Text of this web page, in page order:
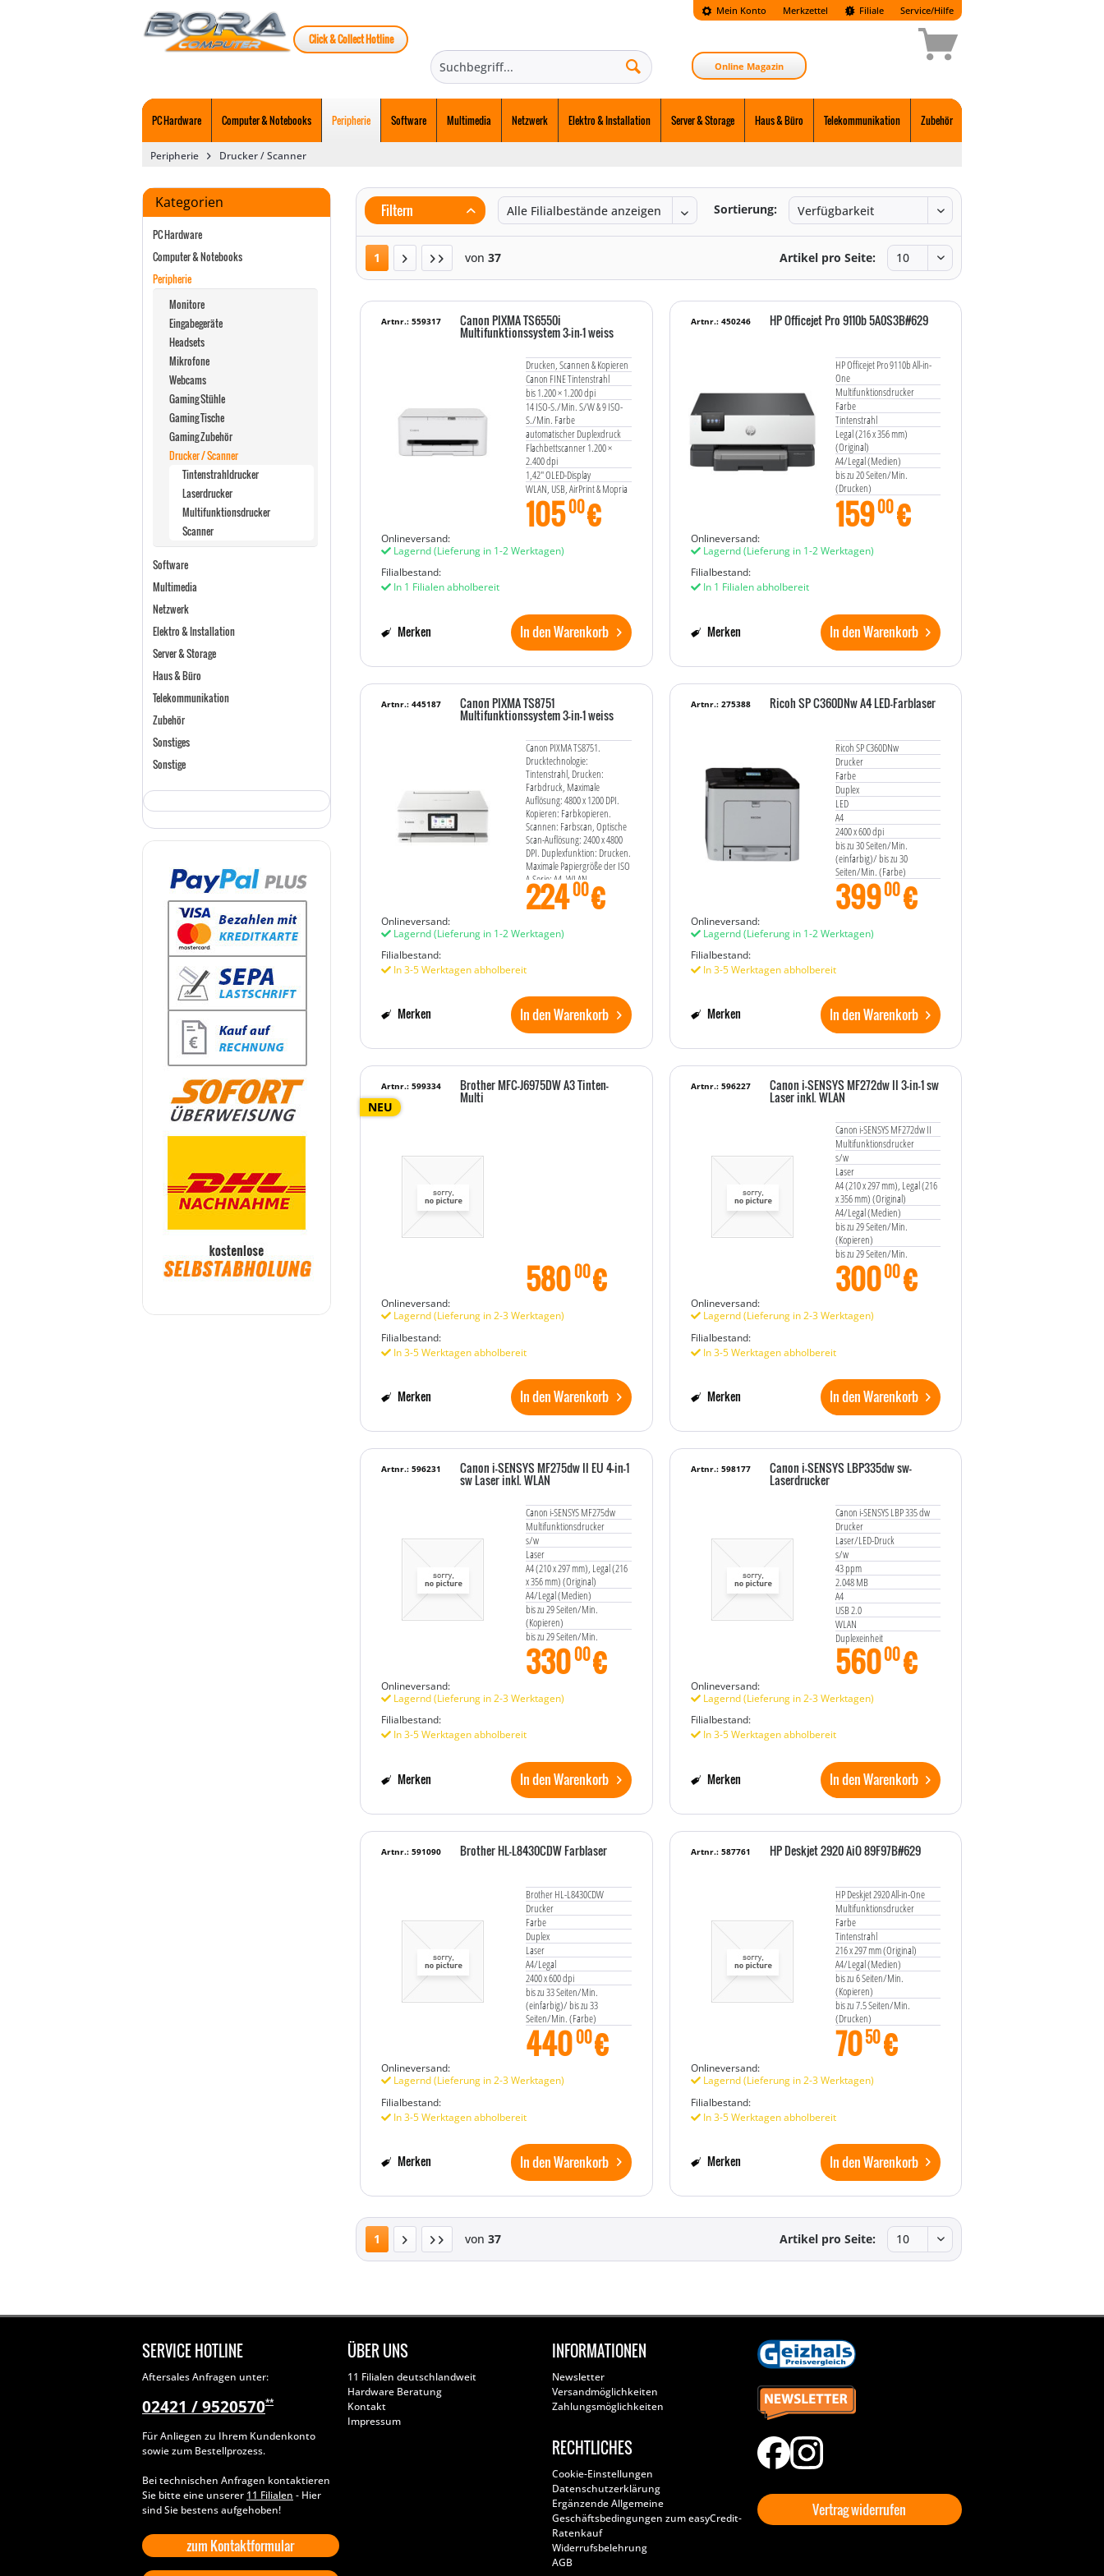
Mein Konto Merkzettel
Click & Collect Hotline
Filiale Service/Hilfe
Online Magazin
PC Hardware Computer & Notebooks Peripherie Software Multimedia Netzwerk Elektro & Installation Server & Storage Haus & Büro Telekommunikation Zubehör
Peripherie Drucker / Scanner
Kategorien
PC Hardware
Computer & Notebooks
Peripherie
Monitore
Eingabegeräte
Headsets
Mikrofone
Webcams
Gaming Stühle
Gaming Tische
Gaming Zubehör
Drucker / Scanner
Tintenstrahldrucker
Laserdrucker
Multifunktionsdrucker
Scanner
Software
Multimedia
Netzwerk
Elektro & Installation
Server & Storage
Haus & Büro
Telekommunikation
Zubehör
Sonstiges
Sonstige
Filtern Sortierung:
1 von 37 Artikel pro Seite:
Canon PIXMA TS6550i
Multifunktionssystem 3-in-1 weiss
Drucken, Scannen & Kopieren
Canon FINE Tintenstrahl
bis 1.200 × 1.200 dpi
14 ISO-S./Min. S/W & 9 ISO-
S./Min. Farbe
automatischer Duplexdruck
Flachbettscanner 1.200 ×
2.400 dpi
1,42" OLED-Display
WLAN, USB, AirPrint & Mopria
Artnr.: 559317
10500€
Onlineversand:
Lagernd(Lieferung in 1-2 Werktagen)
Filialbestand:
In 1 Filialen abholbereit
In den Warenkorb
Merken
HP Officejet Pro 9110b 5A0S3B#629
HP Officejet Pro 9110b All-in-
One
Multifunktionsdrucker
Farbe
Tintenstrahl
Legal (216 x 356 mm)
(Original)
A4/Legal (Medien)
bis zu 20 Seiten/Min.
(Drucken)
250 Blatt
USB 2.0, LAN, USB 2.0-Host,
Wi-Fi(ac), Bluetooth
Artnr.: 450246
15900€
Onlineversand:
Lagernd(Lieferung in 1-2 Werktagen)
Filialbestand:
In 1 Filialen abholbereit
In den Warenkorb
Merken
Canon PIXMA TS8751
Multifunktionssystem 3-in-1 weiss
Canon PIXMA TS8751.
Drucktechnologie:
Tintenstrahl, Drucken:
Farbdruck, Maximale
Auflösung: 4800 x 1200 DPI.
Kopieren: Farbkopieren.
Scannen: Farbscan, Optische
Scan-Auflösung: 2400 x 4800
DPI. Duplexfunktion: Drucken.
Maximale Papiergröße der ISO
A-Serie: A4. WLAN.
Produktfarbe: Weiß
Artnr.: 445187
22400€
Onlineversand:
Lagernd(Lieferung in 1-2 Werktagen)
Filialbestand:
In 3-5 Werktagen abholbereit
In den Warenkorb
Merken
Ricoh SP C360DNw A4 LED-Farblaser
Ricoh SP C360DNw
Drucker
Farbe
Duplex
LED
A4
2400 x 600 dpi
bis zu 30 Seiten/Min.
(einfarbig)/ bis zu 30
Seiten/Min. (Farbe)
Kapazität: 350 Blätter
USB 2.0, Gigabit LAN, Wi-
Fi(n), USB 2.0-Host
Artnr.: 275388
39900€
Onlineversand:
Lagernd(Lieferung in 1-2 Werktagen)
Filialbestand:
In 3-5 Werktagen abholbereit
In den Warenkorb
Merken
NEU
Brother MFC-J6975DW A3 Tinten-
Multi
Artnr.: 599334
58000€
Onlineversand:
Lagernd (Lieferung in 2-3 Werktagen)
Filialbestand:
In 3-5 Werktagen abholbereit
In den Warenkorb
Merken
Canon i-SENSYS MF272dw II 3-in-1 sw
Laser inkl. WLAN
Canon i-SENSYS MF272dw II
Multifunktionsdrucker
s/w
Laser
A4 (210 x 297 mm), Legal (216
x 356 mm) (Original)
A4/Legal (Medien)
bis zu 29 Seiten/Min.
(Kopieren)
bis zu 29 Seiten/Min.
(Drucken)
250 Blatt
USB 2.0, LAN, Wi-Fi(n)
Artnr.: 596227
30000€
Onlineversand:
Lagernd (Lieferung in 2-3 Werktagen)
Filialbestand:
In 3-5 Werktagen abholbereit
In den Warenkorb
Merken
Canon i-SENSYS MF275dw II EU 4-in-1
sw Laser inkl. WLAN
Canon i-SENSYS MF275dw
Multifunktionsdrucker
s/w
Laser
A4 (210 x 297 mm), Legal (216
x 356 mm) (Original)
A4/Legal (Medien)
bis zu 29 Seiten/Min.
(Kopieren)
bis zu 29 Seiten/Min.
(Drucken)
250 Blatt
33.6 Kbps
USB 2.0, LAN, Wi-Fi(n)
Artnr.: 596231
33000€
Onlineversand:
Lagernd (Lieferung in 2-3 Werktagen)
Filialbestand:
In 3-5 Werktagen abholbereit
In den Warenkorb
Merken
Canon i-SENSYS LBP335dw sw-
Laserdrucker
Canon i-SENSYS LBP 335 dw
Drucker
Laser/LED-Druck
s/w
43 ppm
2.048 MB
A4
USB 2.0
WLAN
Duplexeinheit
Artnr.: 598177
56000€
Onlineversand:
Lagernd (Lieferung in 2-3 Werktagen)
Filialbestand:
In 3-5 Werktagen abholbereit
In den Warenkorb
Merken
Brother HL-L8430CDW Farblaser
Brother HL-L8430CDW
Drucker
Farbe
Duplex
Laser
A4/Legal
2400 x 600 dpi
bis zu 33 Seiten/Min.
(einfarbig)/ bis zu 33
Seiten/Min. (Farbe)
Kapazität: 450 Blätter
USB 2.0, Gigabit LAN, Wi-
Fi(n), USB-Host, NFC
Artnr.: 591090
44000€
Onlineversand:
Lagernd (Lieferung in 2-3 Werktagen)
Filialbestand:
In 3-5 Werktagen abholbereit
In den Warenkorb
Merken
HP Deskjet 2920 AiO 89F97B#629
HP Deskjet 2920 All-in-One
Multifunktionsdrucker
Farbe
Tintenstrahl
216 x 297 mm (Original)
A4/Legal (Medien)
bis zu 6 Seiten/Min.
(Kopieren)
bis zu 7.5 Seiten/Min.
(Drucken)
60 Blatt
USB 2.0, Wi-Fi(n)
Zement
Artnr.: 587761
7050€
Onlineversand:
Lagernd (Lieferung in 2-3 Werktagen)
Filialbestand:
In 3-5 Werktagen abholbereit
In den Warenkorb
Merken
1 von 37 Artikel pro Seite:
SERVICE HOTLINE
Aftersales Anfragen unter:
02421 / 9520570**
Für Anliegen zu Ihrem Kundenkonto
sowie zum Bestellprozess.
Bei technischen Anfragen kontaktieren
Sie bitte eine unserer 11 Filialen - Hier
sind Sie bestens aufgehoben!
zum Kontaktformular
ÜBER UNS
11 Filialen deutschlandweit
Hardware Beratung
Kontakt
Impressum
INFORMATIONEN
Newsletter
Versandmöglichkeiten
Zahlungsmöglichkeiten
RECHTLICHES
Cookie-Einstellungen
Datenschutzerklärung
Ergänzende Allgemeine
Geschäftsbedingungen zum easyCredit-
Ratenkauf
Widerrufsbelehrung
AGB
Vertrag widerrufen